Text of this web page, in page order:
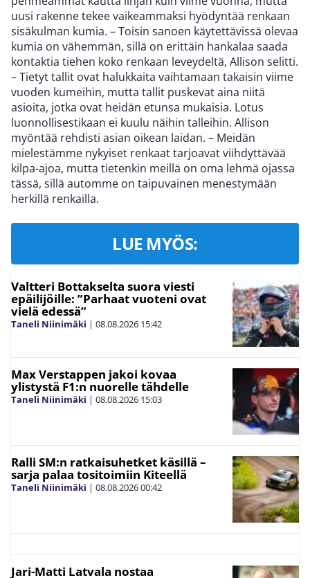
uusi rakenne tekee vaikeammaksi hyödyntää renkaan
sisäkulman kumia. – Toisin sanoen käytettävissä olevaa
kumia on vähemmän, sillä on erittäin hankalaa saada
kontaktia tiehen koko renkaan leveydeltä, Allison selitti.
– Tietyt tallit ovat halukkaita vaihtamaan takaisin viime
vuoden kumeihin, mutta tallit puskevat aina niitä
asioita, jotka ovat heidän etunsa mukaisia. Lotus
luonnollisestikaan ei kuulu näihin talleihin. Allison
myöntää rehdisti asian oikean laidan. – Meidän
mielestämme nykyiset renkaat tarjoavat viihdyttävää
kilpa-ajoa, mutta tietenkin meillä on oma lehmä ojassa
tässä, sillä automme on taipuvainen menestymään
herkillä renkailla.
LUE MYÖS:
Valtteri Bottakselta suora viesti
epäilijöille: ”Parhaat vuoteni ovat
vielä edessä”
Taneli Niinimäki | 08.08.2026 15:42
Max Verstappen jakoi kovaa
ylistystä F1:n nuorelle tähdelle
Taneli Niinimäki | 08.08.2026 15:03
Ralli SM:n ratkaisuhetket käsillä –
sarja palaa tositoimiin Kiteellä
Taneli Niinimäki | 08.08.202600:42
Jari-Matti Latvala nostaa